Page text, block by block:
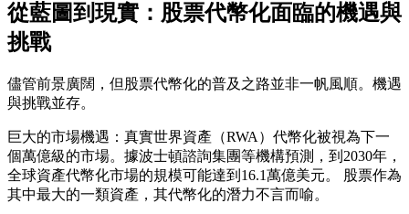
從藍圖到現實：股票代幣化面臨的機遇與
挑戰
儘管前景廣闊，但股票代幣化的普及之路並非一帆風順。機遇
與挑戰並存。
巨大的市場機遇 ：真實世界資產（RWA）代幣化被視為下一
個萬億級的市場。據波士頓諮詢集團等機構預測，到2030年，
全球資產代幣化市場的規模可能達到16.1萬億美元。 股票作為
其中最大的一類資產，其代幣化的潛力不言而喻。